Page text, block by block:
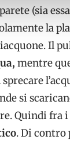
(sia
la
Il
mentre
si
Quindi
. Di contro